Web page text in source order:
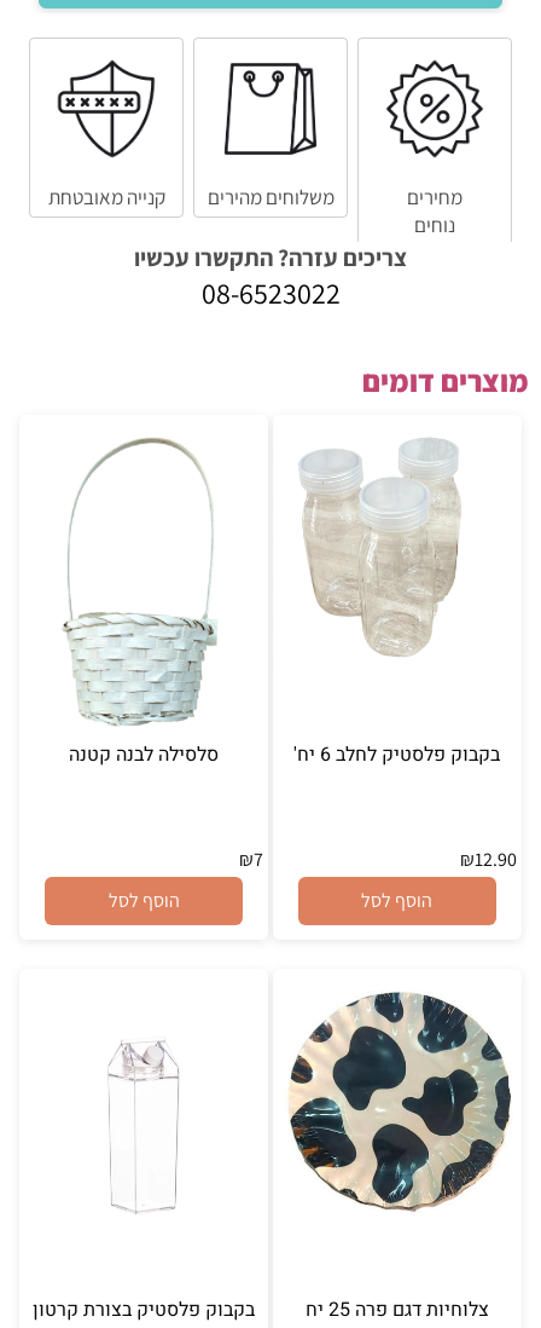
מחירים
נוחים
משלוחים מהירים קנייה מאובטחת
צריכים עזרה? התקשרו עכשיו
08-6523022
מוצרים דומים
בקבוק פלסטיק לחלב 6 יח'
₪12.90
הוסף לסל
סלסילה לבנה קטנה
₪7
הוסף לסל
צלוחיות דגם פרה 25 יח
בקבוק פלסטיק בצורת קרטון